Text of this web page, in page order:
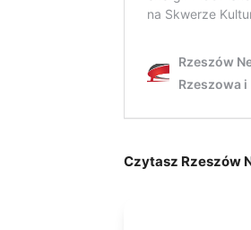
Czytasz Rzeszów